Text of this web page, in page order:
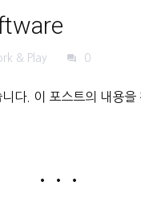
& Play forum 0
다. 이 포스트의 내용
• • •